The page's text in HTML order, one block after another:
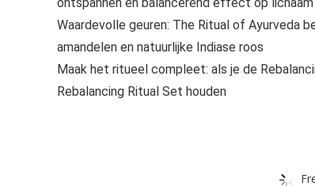
Waardevolle geuren: The Ritual of Ayurveda
amandelen en natuurlijke Indiase roos
Maak het ritueel compleet: als je de
Rebalancing Ritual Set houden